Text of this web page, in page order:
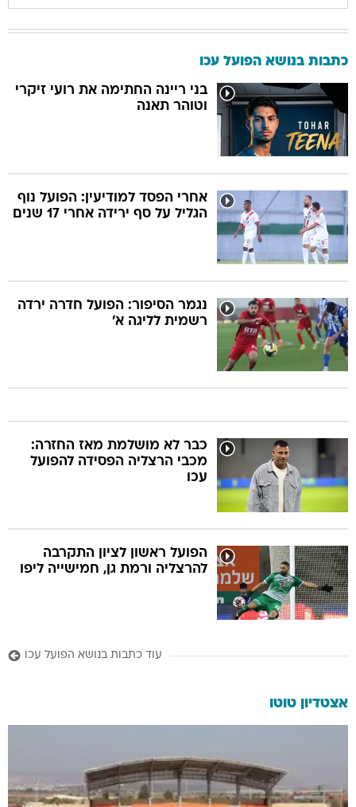
כתבות בנושא הפועל עכו
בני ריינה החתימה את רועי זיקרי
וטוהר תאנה
אחרי הפסד למודיעין: הפועל נוף
הגליל על סף ירידה אחרי 17 שנים
נגמר הסיפור: הפועל חדרה ירדה
רשמית לליגה א'
כבר לא מושלמת מאז החזרה:
מכבי הרצליה הפסידה להפועל
עכו
הפועל ראשון לציון התקרבה
להרצליה ורמת גן, חמישייה ליפו
עוד כתבות בנושא הפועל עכו
אצטדיון טוטו